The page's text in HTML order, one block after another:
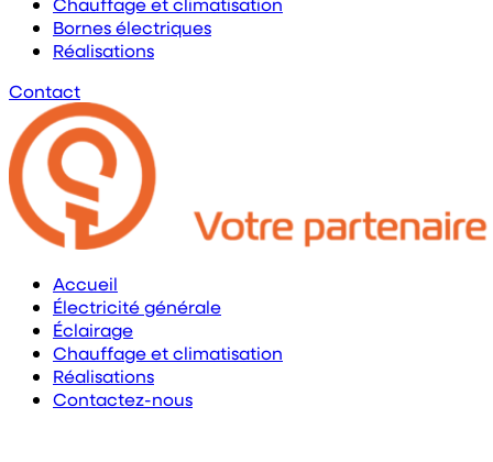
Bornes électriques
Réalisations
Contact
Accueil
Électricité générale
Éclairage
Chauffage et climatisation
Réalisations
Contactez-nous